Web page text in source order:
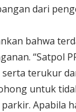
dari
bahwa
“Satpol
terukur
untuk
Apabila